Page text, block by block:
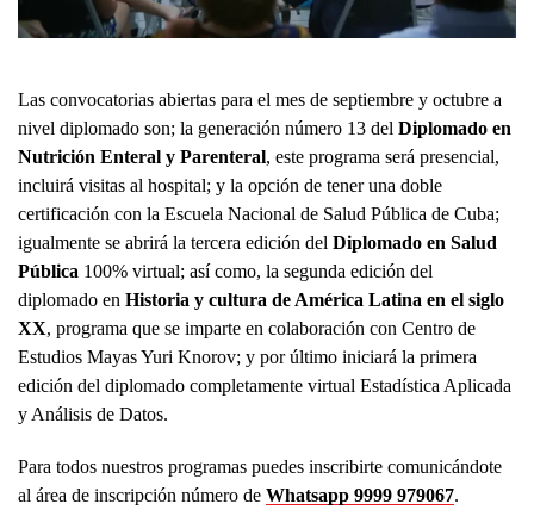
Las convocatorias abiertas para el mes de septiembre y octubre a
nivel diplomado son; la generación número 13 del Diplomado en
Nutrición Enteral y Parenteral, este programa será presencial,
incluirá visitas al hospital; y la opción de tener una doble
certificación con la Escuela Nacional de Salud Pública de Cuba;
igualmente se abrirá la tercera edición del Diplomado en Salud
Pública 100% virtual; así como, la segunda edición del
diplomado en Historia y cultura de América Latina en el siglo
XX, programa que se imparte en colaboración con Centro de
Estudios Mayas Yuri Knorov; y por último iniciará la primera
edición del diplomado completamente virtual Estadística Aplicada
y Análisis de Datos.
Para todos nuestros programas puedes inscribirte comunicándote
al área de inscripción número de Whatsapp 9999 979067.